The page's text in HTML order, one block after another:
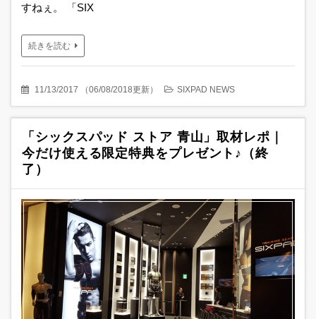
すねぇ。 「SIX
続きを読む
11/13/2017 （06/08/2018更新） SIXPAD NEWS
「シックスパッド ストア 青山」取材レポ｜
今だけ使える限定特典をプレゼント♪（終
了）